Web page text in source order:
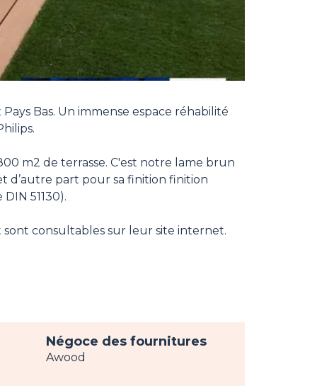
Bas. Un immense espace réhabilité
m2 de terrasse. C'est notre lame brun
d’autre part pour sa finition finition
51130).
sont consultables sur leur site internet.
Négoce des fournitures
Awood